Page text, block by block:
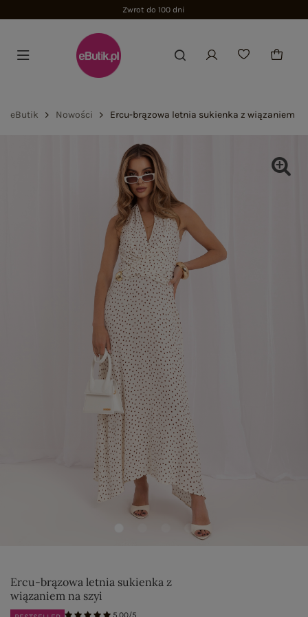
Zwrot do 100 dni
eButik Nowości Ercu-brązowa letnia sukienka z wiązaniem
Ercu-brązowa letnia sukienka z
wiązaniem na szyi
5.00/5